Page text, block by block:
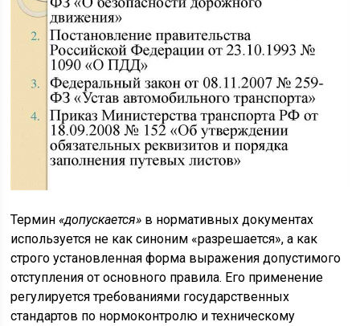
Термин«допускается» в нормативных документах
используется не как синоним «разрешается», а как
строго установленная форма выражения допустимого
отступления от основного правила. Его применение
регулируется требованиями государственных
стандартов по нормоконтролю и техническому